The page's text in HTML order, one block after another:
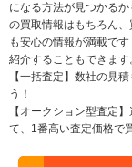
になる方法が見つかる
の買取情報はもちろん
も安心の情報が満載で
紹介することもできます
【一括査定】数社の見
う！
【オークション型査定
て、1番高い査定価格で